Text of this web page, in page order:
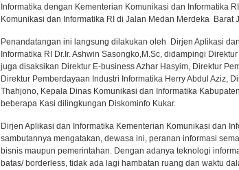
Informatika dengan Kementerian Komunikasi dan Informatika
Komunikasi dan Informatika RI di Jalan Medan Merdeka Barat
Penandatangan ini langsung dilakukan oleh Dirjen Aplikasi
Informatika RI Dr.Ir. Ashwin Sasongko,M.Sc, didampingi
juga disaksikan Direktur E-business Azhar Hasyim, Direktur
Direktur Pemberdayaan Industri Informatika Herry Abdul Aziz,
Thahjono, Kepala Dinas Komunikasi dan Informatika
beberapa Kasi dilingkungan Diskominfo Kukar.
Dirjen Aplikasi dan Informatika Kementerian Komunikasi dan
sambutannya mengatakan, dewasa ini, peranan informasi
bisnis maupun pemerintahan. Dengan adanya teknologi
batas/ borderless, tidak ada lagi hambatan ruang dan waktu